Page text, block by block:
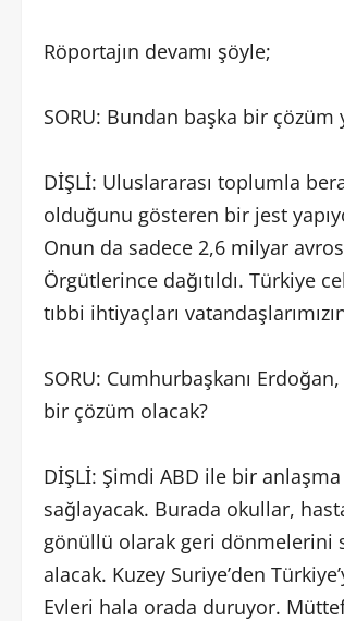
Röportajın devamı şöyle;
SORU: Bundan başka bir
DİŞLİ: Uluslararası toplumla
olduğunu gösteren bir jest
Onun da sadece 2,6 milyar
Örgütlerince dağıtıldı. Türkiye
tıbbi ihtiyaçları
SORU: Cumhurbaşkanı
bir çözüm olacak?
DİŞLİ: Şimdi ABD ile bir
sağlayacak. Burada okullar,
gönüllü olarak geri dönmelerini
alacak. Kuzey Suriye’den
Evleri hala orada duruyor.